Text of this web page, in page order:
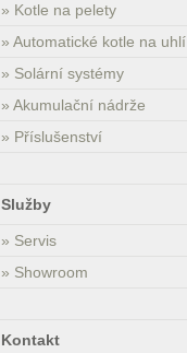
» Kotle na pelety
» Automatické kotle na uhlí
» Solární systémy
» Akumulační nádrže
» Příslušenství
Služby
» Servis
» Showroom
Kontakt